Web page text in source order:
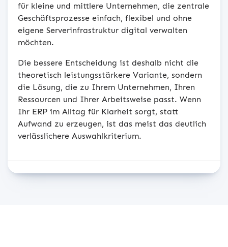
für kleine und mittlere Unternehmen, die zentrale
Geschäftsprozesse einfach, flexibel und ohne
eigene Serverinfrastruktur digital verwalten
möchten.
Die bessere Entscheidung ist deshalb nicht die
theoretisch leistungsstärkere Variante, sondern
die Lösung, die zu Ihrem Unternehmen, Ihren
Ressourcen und Ihrer Arbeitsweise passt. Wenn
Ihr ERP im Alltag für Klarheit sorgt, statt
Aufwand zu erzeugen, ist das meist das deutlich
verlässlichere Auswahlkriterium.